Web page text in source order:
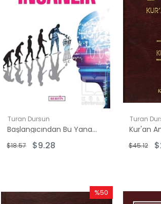
Turan Dursun
Başlangıcından Bu Yana İnsanlık
$9.28
$18.57
Turan
$45.12
%50